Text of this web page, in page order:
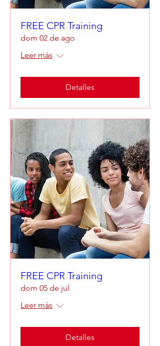
FREE CPR Training
dom 02 de ago
Leer más
Detalles
FREE CPR Training
dom 05 de jul
Leer más
Detalles